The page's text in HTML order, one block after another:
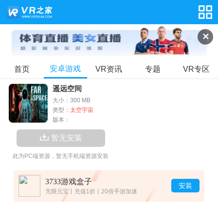
✕
首页 安卓游戏 VR资讯 专题 VR专区
遥远空间
大小：300 MB
类型： 太空宇宙
版本：
暂无安装
此为PC端资源，暂无手机端资源安装
3733游戏盒子
无限元宝丨充值1折丨20倍手游加速
安装